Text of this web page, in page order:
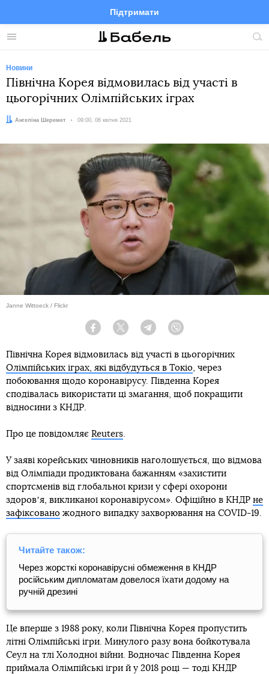
Меню
Підтримати
FacebookTelegramTwitter
Новини
Північна Корея відмовилась від участі в
цьогорічних Олімпійських іграх
Автор:
Ангеліна Шеремет Дата:
09:00, 06 квітня 2021
Janne Wittoeck / Flickr
Facebook Twitter Telegram
Північна Корея відмовилась від участі в цьогорічних
Олімпійських іграх, які відбудуться в Токіо, через
побоювання щодо коронавірусу. Південна Корея
сподівалась використати ці змагання, щоб покращити
відносини з КНДР.
Про це повідомляє Reuters.
У заяві корейських чиновників наголошується, що відмова
від Олімпіади продиктована бажанням «захистити
спортсменів від глобальної кризи у сфері охорони
здоровʼя, викликаної коронавірусом». Офіційно в КНДР не
зафіксовано жодного випадку захворювання на COVID-19.
Читайте також:
Через жорсткі коронавірусні обмеження в КНДР
російським дипломатам довелося їхати додому на
ручній дрезині
Це вперше з 1988 року, коли Північна Корея пропустить
літні Олімпійські ігри. Минулого разу вона бойкотувала
Сеул на тлі Холодної війни. Водночас Південна Корея
приймала Олімпійські ігри й у 2018 році — тоді КНДР